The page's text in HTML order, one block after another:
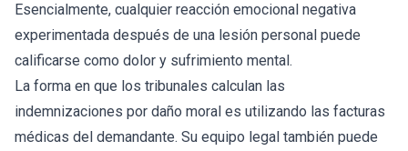
Esencialmente, cualquier reacción emocional negativa
experimentada después de una lesión personal puede
calificarse como dolor y sufrimiento mental.
La forma en que los tribunales calculan las
indemnizaciones por daño moral es utilizando las facturas
médicas del demandante. Su equipo legal también puede